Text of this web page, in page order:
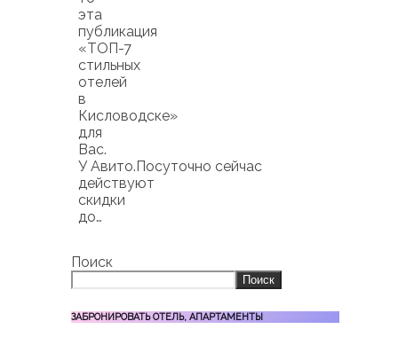
эта
публикация
«ТОП-7
стильных
отелей
в
Кисловодске»
для
Вас.
У Авито.Посуточно сейчас
действуют
скидки
до…
Поиск
Поиск
ЗАБРОНИРОВАТЬ ОТЕЛЬ, АПАРТАМЕНТЫ